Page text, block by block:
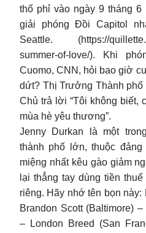
thổ phỉ vào ngày 9 tháng
giải phóng Đồi Capitol
Seattle. (https://
summer-of-love/). Khi
Cuomo, CNN, hỏi bao giờ
dứt? Thị Trưởng Thành phố
Chủ trả lời “Tôi không biết,
mùa hè yêu thương”.
Jenny Durkan là một
thành phố lớn, thuộc
miệng nhất kêu gào giảm
lại thẳng tay dùng tiền
riêng. Hãy nhớ tên bọn này:
Brandon Scott (Baltimore)
– London Breed (San